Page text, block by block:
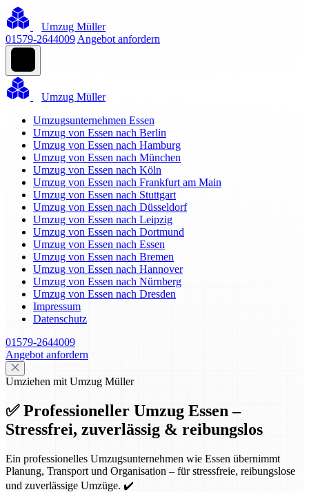
Umzug Müller
01579-2644009 Angebot anfordern
Umzug Müller
Umzugsunternehmen Essen
Umzug von Essen nach Berlin
Umzug von Essen nach Hamburg
Umzug von Essen nach München
Umzug von Essen nach Köln
Umzug von Essen nach Frankfurt am Main
Umzug von Essen nach Stuttgart
Umzug von Essen nach Düsseldorf
Umzug von Essen nach Leipzig
Umzug von Essen nach Dortmund
Umzug von Essen nach Essen
Umzug von Essen nach Bremen
Umzug von Essen nach Hannover
Umzug von Essen nach Nürnberg
Umzug von Essen nach Dresden
Impressum
Datenschutz
01579-2644009
Angebot anfordern
Umziehen mit Umzug Müller
✅ Professioneller Umzug Essen –
Stressfrei, zuverlässig & reibungslos
Ein professionelles Umzugsunternehmen wie Essen übernimmt
Planung, Transport und Organisation – für stressfreie, reibungslose
und zuverlässige Umzüge. ✔️